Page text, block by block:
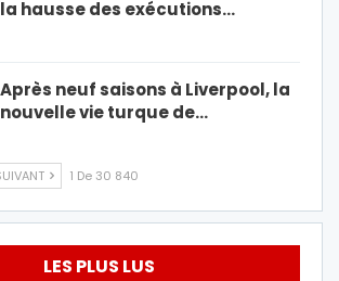
la hausse des exécutions…
Après neuf saisons à Liverpool, la
nouvelle vie turque de…
1 De 30 840
LES PLUS LUS